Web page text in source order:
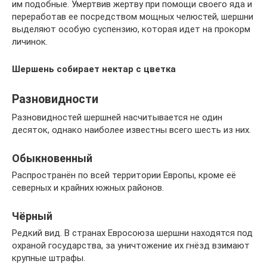
им подобные. Умертвив жертву при помощи своего яда и
переработав ее посредством мощных челюстей, шершни
выделяют особую суспензию, которая идет на прокорм
личинок.
Шершень собирает нектар с цветка
Разновидности
Разновидностей шершней насчитывается не один
десяток, однако наиболее известны всего шесть из них.
Обыкновенный
Распространён по всей территории Европы, кроме её
северных и крайних южных районов.
Чёрный
Редкий вид. В странах Евросоюза шершни находятся под
охраной государства, за уничтожение их гнёзд взимают
крупные штрафы.